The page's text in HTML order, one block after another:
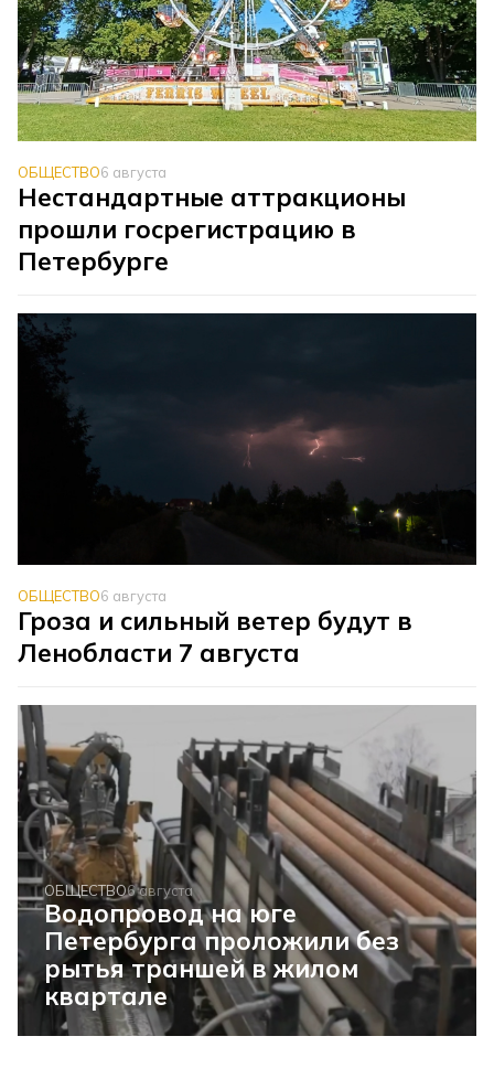
ОБЩЕСТВО6 августа
Нестандартные аттракционы
прошли госрегистрацию в
Петербурге
ОБЩЕСТВО6 августа
Гроза и сильный ветер будут в
Ленобласти 7 августа
ОБЩЕСТВО6 августа
Водопровод на юге
Петербурга проложили без
рытья траншей в жилом
квартале